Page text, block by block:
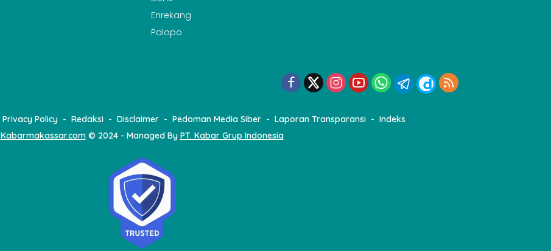
Enrekang
Palopo
Privacy Policy Redaksi Disclaimer Pedoman Media Siber Laporan Transparansi
Indeks
Kabarmakassar.com© 2024 - Managed By PT. Kabar Grup Indonesia